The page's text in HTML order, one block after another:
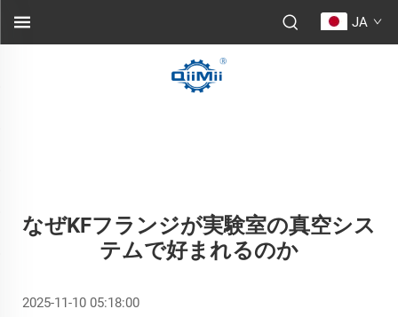
JA
なぜKFフランジが実験室の真空シス
テムで好まれるのか
2025-11-10 05:18:00